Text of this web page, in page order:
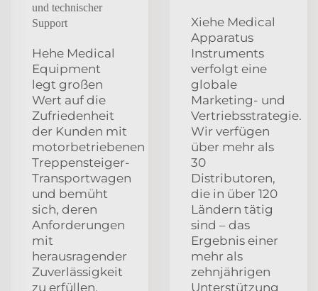
und technischer
Support
Hehe Medical
Equipment
legt großen
Wert auf die
Zufriedenheit
der Kunden mit
motorbetriebenen
Treppensteiger-
Transportwagen
und bemüht
sich, deren
Anforderungen
mit
herausragender
Zuverlässigkeit
zu erfüllen.
Xiehe Medical
Apparatus
Instruments
verfolgt eine
globale
Marketing- und
Vertriebsstrategie.
Wir verfügen
über mehr als
30
Distributoren,
die in über 120
Ländern tätig
sind – das
Ergebnis einer
mehr als
zehnjährigen
Unterstützung